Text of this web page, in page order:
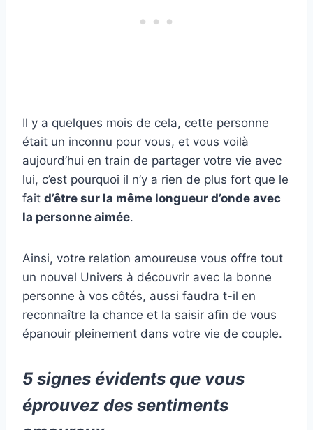
Il y a quelques mois de cela, cette personne
était un inconnu pour vous, et vous voilà
aujourd’hui en train de partager votre vie avec
lui, c’est pourquoi il n’y a rien de plus fort que le
fait d’être sur la même longueur d’onde avec
la personne aimée.
Ainsi, votre relation amoureuse vous offre tout
un nouvel Univers à découvrir avec la bonne
personne à vos côtés, aussi faudra t-il en
reconnaître la chance et la saisir afin de vous
épanouir pleinement dans votre vie de couple.
5 signes évidents que vous
éprouvez des sentiments